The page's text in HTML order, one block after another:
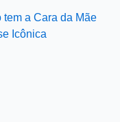
tem a Cara da Mãe
Icônica